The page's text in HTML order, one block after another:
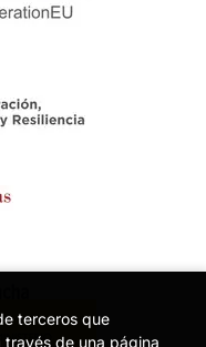
terceros que
través de una página